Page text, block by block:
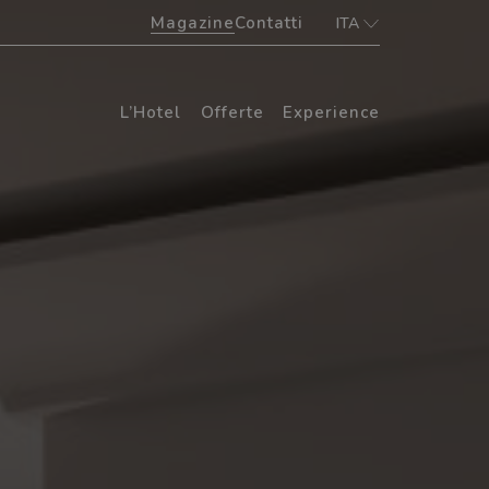
MagazineContatti ITA
L’Hotel Offerte Experience